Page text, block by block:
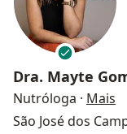
Dra. Mayte
Nutróloga · Mais
São José dos